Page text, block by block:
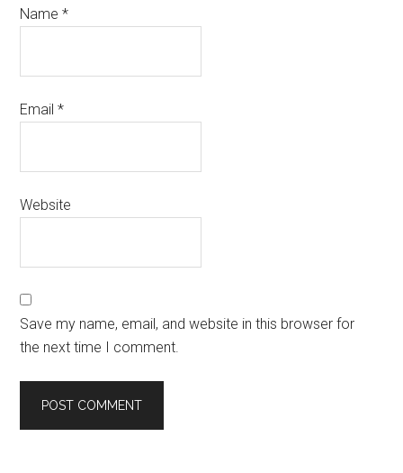
Name*
Email*
Website
Save my name, email, and website in this browser for
the next time I comment.